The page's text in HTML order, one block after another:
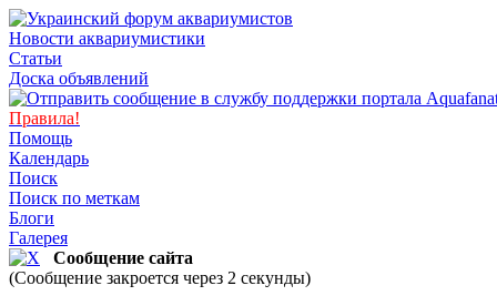
Новости аквариумистики
Статьи
Доска объявлений
Правила!
Помощь
Календарь
Поиск
Поиск по меткам
Блоги
Галерея
Сообщение сайта
(Сообщение закроется через 2 секунды)